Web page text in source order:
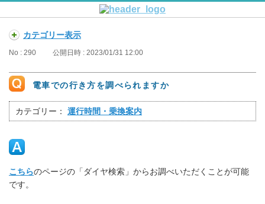
カテゴリー表示
No : 290 公開日時 : 2023/01/31 12:00
電車での行き方を調べられますか
カテゴリー： 運行時間・乗換案内
こちらのページの「ダイヤ検索」からお調べいただくことが可能
です。